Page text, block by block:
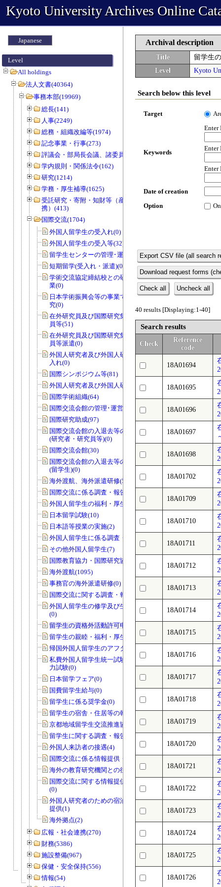
Kyoto University Archives Online
Japanese
Level
All holdings
法人文書(40364)
事務本部(19969)
総長(141)
人事(2249)
総務・組織改編等(1974)
記念事業・行事(273)
評議会・部局長会議、諸委員会等(1466)
学内規則・関係法令(162)
研究(1214)
学務・厚生補導(1625)
受託研究・寄附・知財等（産官学連
携）(413)
国際交流(1704)
外国人留学生の受入れ(0)
外国人留学生の受入等(32)
留学生センターの管理･運営(0)
短期留学(受入れ・派遣)(0)
学術交流協定締結校との研究者交流事
業(0)
日本学術振興会等の事業で国際協力研
究(0)
在外研究員及び国際研究集会派遣研究
員等(51)
在外研究員及び国際研究集会派遣研究
員等派遣(0)
外国人研究者及び外国人研究員等の受
入れ(0)
国際シンポジウム等(81)
外国人研究者及び外国人研究員等(47)
国際学術組織(64)
国際交流会館の管理･運営等(0)
国際研究助成(97)
国際交流会館の入退去等の届出・許可
(研究者・研究員等)(0)
国際交流会館(30)
国際交流会館の入退去等の届出・許可
(留学生)(0)
海外渡航、海外派遣研修(58)
国際交流に係る調査・報告等(18)
外国人留学生の福利・厚生・親睦等(15)
日本留学試験(10)
日本語等授業の実施(2)
外国人留学生に係る調査・報告等(2)
その他外国人留学生(7)
国際教育協力・国際研究協力(26)
海外渡航(1095)
事務官の海外派遣研修(0)
国際交流に関する調査・報告等(2)
外国人留学生の修学及び生活上の指導
(0)
留学生の資格外活動許可申請(40)
留学生の親睦・福利・厚生等(1)
帰国外国人留学生のアフターケア(0)
私費外国人留学生統一試験・日本語能
力試験(0)
日本留学フェア(0)
国費留学生給与(0)
留学生に係る奨学金(0)
留学生の宿舎・住居等の斡旋(0)
京都地域留学生交流推進協議会(0)
留学生に関する調査・報告等(1)
外国人来訪者の接遇(4)
国際交流に係る情報提供・広報活動(1)
海外の教育研究機関との往復文書(17)
国際交流に関する情報提供・広報活動
(0)
外国人研究者のための宿泊施設の情報
提供(1)
海外拠点(2)
広報・社会連携(270)
財務(5386)
施設整備(967)
保健・安全保持(556)
情報(54)
Archival description
Title
留学生
Level
Kyoto
Search below this level
Target
Keywords
Enter
Enter
Enter
Date of creation
Option
Export CSV file (all search
Download request forms
Check all Uncheck all
40 results [Displaying:1-40]
Search results
Check
Reference
code
18A01694
18A01695
18A01696
18A01697
18A01698
18A01702
18A01709
18A01710
18A01711
18A01712
18A01713
18A01714
18A01715
18A01716
18A01717
18A01718
18A01719
18A01720
18A01721
18A01722
18A01723
18A01724
18A01725
18A01726